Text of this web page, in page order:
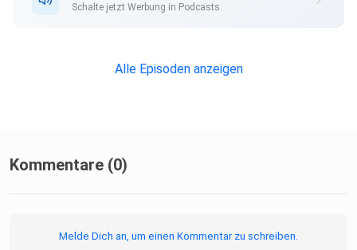
Schalte jetzt Werbung in Podcasts.
Alle Episoden anzeigen
Kommentare (0)
Melde Dich an, um einen Kommentar zu schreiben.